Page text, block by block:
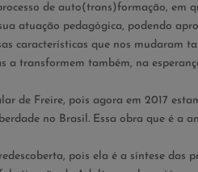
de auto(trans)formação, em
atuação pedagógica, podendo
características que nos mudaram
a transformem também, na
de Freire, pois agora em 2017
no Brasil. Essa obra que é a
pois ela é a síntese das